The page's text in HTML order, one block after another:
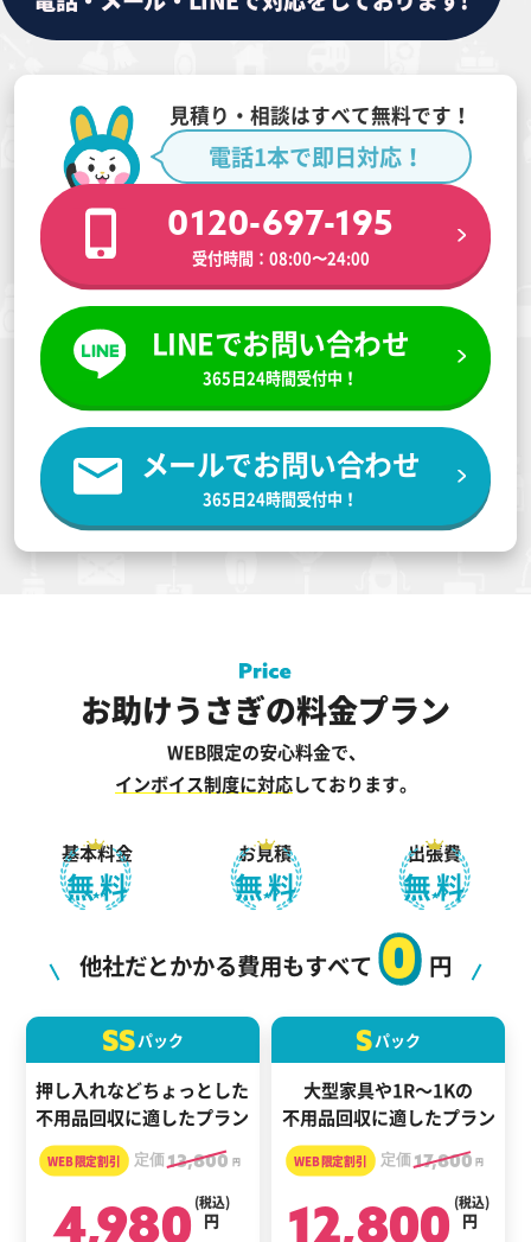
見積り・相談はすべて無料です！
電話1本で即日対応！
0120-697-195
受付時間：08:00〜24:00
LINEでお問い合わせ
365日24時間受付中！
メールでお問い合わせ
365日24時間受付中！
お助けうさぎの料金プラン
WEB限定の安心料金で、
インボイス制度に対応しております。
基本料金
無料
お見積
無料
出張費
無料
他社だとかかる費用もすべて
0
円
SSパック
押し入れなどちょっとした
不用品回収に適したプラン
定価13,800 円
4,980 円
(税込)
Sパック
大型家具や1R～1Kの
不用品回収に適したプラン
定価17,800 円
12,800 円
(税込)